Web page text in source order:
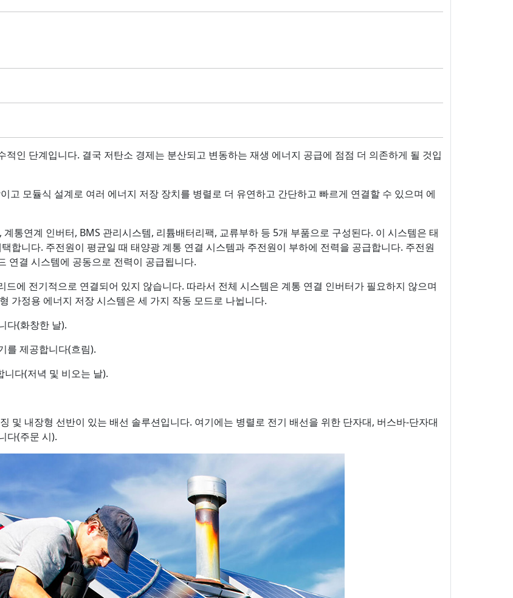
인 단계입니다. 결국 저탄소 경제는 분산되고 변동하는 재생 에너지 공급에 점점 더 의존하게 될 것입
고 모듈식 설계로 여러 에너지 저장 장치를 병렬로 더 유연하고 간단하고 빠르게 연결할 수 있으며 에
통연계 인버터, BMS 관리시스템, 리튬배터리팩, 교류부하 등 5개 부품으로 구성된다. 이 시스템은 태
합니다. 주전원이 평균일 때 태양광 계통 연결 시스템과 주전원이 부하에 전력을 공급합니다. 주전원
연결 시스템에 공동으로 전력이 공급됩니다.
에 전기적으로 연결되어 있지 않습니다. 따라서 전체 시스템은 계통 연결 인버터가 필요하지 않으며
가정용 에너지 저장 시스템은 세 가지 작동 모드로 나뉩니다.
다(화창한 날).
를 제공합니다(흐림).
다(저녁 및 비오는 날).
및 내장형 선반이 있는 배선 솔루션입니다. 여기에는 병렬로 전기 배선을 위한 단자대, 버스바-단자대
다(주문 시).